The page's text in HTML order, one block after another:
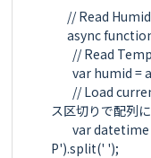
      async function readHumid() {
        var humid = await sensor.getHumidWait();;
ス区切りで配列に
        var datetime = new Date().toLocaleString('ja-J
P').split(' ');